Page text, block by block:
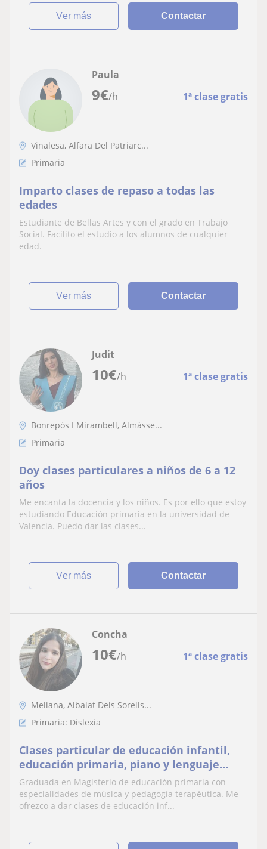
ver más Contactar
9€/h 1ª clase gratis
Paula
Vinalesa, Alfara Del Patriarc...
Primaria
Imparto clases de repaso a todas las
edades
Estudiante de Bellas Artes y con el grado en Trabajo
Social. Facilito el estudio a los alumnos de cualquier
edad.
ver más Contactar
10€/h 1ª clase gratis
Judit
Bonrepòs I Mirambell, Almàsse...
Primaria
Doy clases particulares a niños de 6 a 12
años
Me encanta la docencia y los niños. Es por ello que estoy
estudiando Educación primaria en la universidad de
Valencia. Puedo dar las clases...
ver más Contactar
10€/h 1ª clase gratis
Concha
Meliana, Albalat Dels Sorells...
Primaria: Dislexia
Clases particular de educación infantil,
educación primaria, piano y lenguaje
musical
Graduada en Magisterio de educación primaria con
especialidades de música y pedagogía terapéutica. Me
ofrezco a dar clases de educación inf...